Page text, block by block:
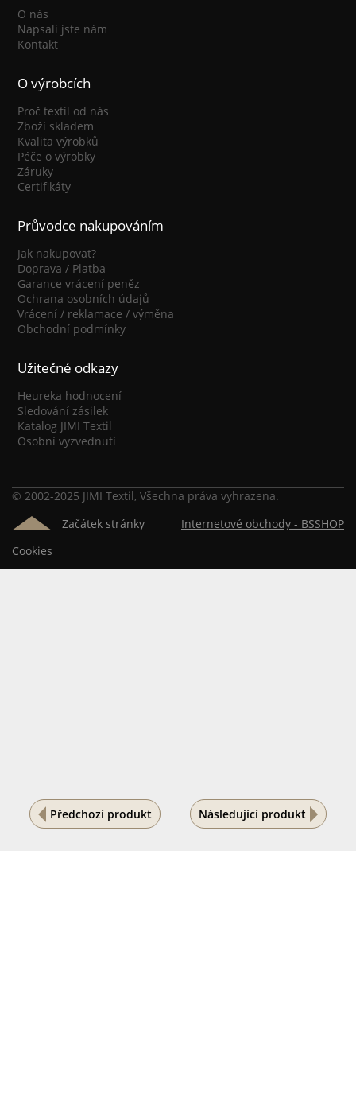
Předchozí produkt Následující produkt
O nás
Napsali jste nám
Kontakt
O výrobcích
Proč textil od nás
Zboží skladem
Kvalita výrobků
Péče o výrobky
Záruky
Certifikáty
Průvodce nakupováním
Jak nakupovat?
Doprava / Platba
Garance vrácení peněz
Ochrana osobních údajů
Vrácení / reklamace / výměna
Obchodní podmínky
Užitečné odkazy
Heureka hodnocení
Sledování zásilek
Katalog JIMI Textil
Osobní vyzvednutí
© 2002-2025 JIMI Textil, Všechna práva vyhrazena.
Začátek stránky
Internetové obchody - BSSHOP
Cookies